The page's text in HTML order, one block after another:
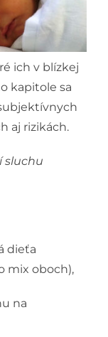
ich v blízkej
kapitole sa
aj rizikách.
sluchu
dieťa
mix oboch),
na